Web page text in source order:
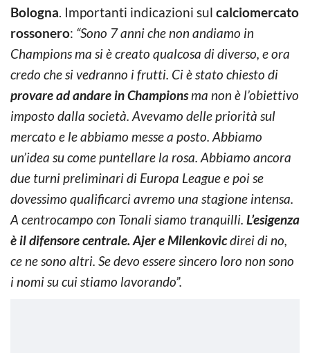
Bologna. Importanti indicazioni sul calciomercato
rossonero: “Sono 7 anni che non andiamo in
Champions ma si è creato qualcosa di diverso, e ora
credo che si vedranno i frutti. Ci è stato chiesto di
provare ad andare in Championsma non è l’obiettivo
imposto dalla società. Avevamo delle priorità sul
mercato e le abbiamo messe a posto. Abbiamo
un’idea su come puntellare la rosa. Abbiamo ancora
due turni preliminari di Europa League e poi se
dovessimo qualificarci avremo una stagione intensa.
A centrocampo con Tonali siamo tranquilli. L’esigenza
è il difensore centrale. Ajer e Milenkovicdirei di no,
ce ne sono altri. Se devo essere sincero loro non sono
i nomi su cui stiamo lavorando”.